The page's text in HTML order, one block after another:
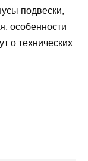
подвески,
особенности
о технических